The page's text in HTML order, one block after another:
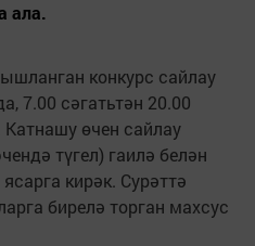
ала.
конкурс сайлау
7.00 сәгатьтән 20.00
өчен сайлау
түгел) гаилә белән
кирәк. Сурәттә
бирелә торган махсус